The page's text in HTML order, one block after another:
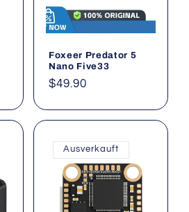
Foxeer Predator 5
Nano Five33
Normaler
$49.90
Ausverkauft